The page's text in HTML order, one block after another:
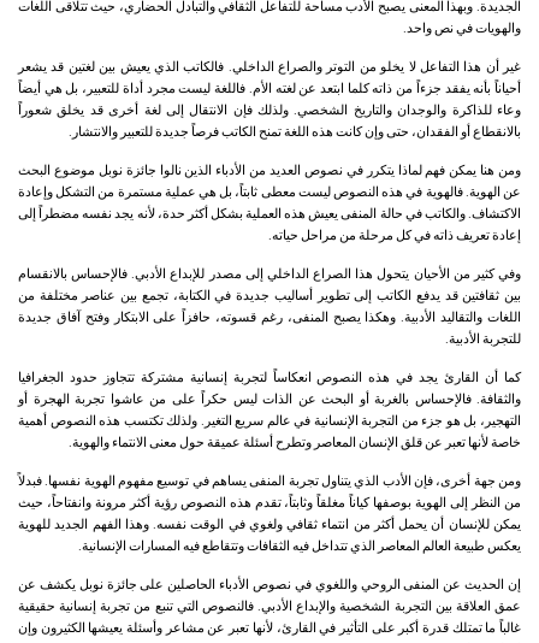
الجديدة. وبهذا المعنى يصبح الأدب مساحة للتفاعل الثقافي والتبادل الحضاري، حيث تتلاقى اللغات
والهويات في نص واحد.
غير أن هذا التفاعل لا يخلو من التوتر والصراع الداخلي. فالكاتب الذي يعيش بين لغتين قد يشعر
أحياناً بأنه يفقد جزءاً من ذاته كلما ابتعد عن لغته الأم. فاللغة ليست مجرد أداة للتعبير، بل هي أيضاً
وعاء للذاكرة والوجدان والتاريخ الشخصي. ولذلك فإن الانتقال إلى لغة أخرى قد يخلق شعوراً
بالانقطاع أو الفقدان، حتى وإن كانت هذه اللغة تمنح الكاتب فرصاً جديدة للتعبير والانتشار.
ومن هنا يمكن فهم لماذا يتكرر في نصوص العديد من الأدباء الذين نالوا جائزة نوبل موضوع البحث
عن الهوية. فالهوية في هذه النصوص ليست معطى ثابتاً، بل هي عملية مستمرة من التشكل وإعادة
الاكتشاف. والكاتب في حالة المنفى يعيش هذه العملية بشكل أكثر حدة، لأنه يجد نفسه مضطراً إلى
إعادة تعريف ذاته في كل مرحلة من مراحل حياته.
وفي كثير من الأحيان يتحول هذا الصراع الداخلي إلى مصدر للإبداع الأدبي. فالإحساس بالانقسام
بين ثقافتين قد يدفع الكاتب إلى تطوير أساليب جديدة في الكتابة، تجمع بين عناصر مختلفة من
اللغات والتقاليد الأدبية. وهكذا يصبح المنفى، رغم قسوته، حافزاً على الابتكار وفتح آفاق جديدة
للتجربة الأدبية.
كما أن القارئ يجد في هذه النصوص انعكاساً لتجربة إنسانية مشتركة تتجاوز حدود الجغرافيا
والثقافة. فالإحساس بالغربة أو البحث عن الذات ليس حكراً على من عاشوا تجربة الهجرة أو
التهجير، بل هو جزء من التجربة الإنسانية في عالم سريع التغير. ولذلك تكتسب هذه النصوص أهمية
خاصة لأنها تعبر عن قلق الإنسان المعاصر وتطرح أسئلة عميقة حول معنى الانتماء والهوية.
ومن جهة أخرى، فإن الأدب الذي يتناول تجربة المنفى يساهم في توسيع مفهوم الهوية نفسها. فبدلاً
من النظر إلى الهوية بوصفها كياناً مغلقاً وثابتاً، تقدم هذه النصوص رؤية أكثر مرونة وانفتاحاً، حيث
يمكن للإنسان أن يحمل أكثر من انتماء ثقافي ولغوي في الوقت نفسه. وهذا الفهم الجديد للهوية
يعكس طبيعة العالم المعاصر الذي تتداخل فيه الثقافات وتتقاطع فيه المسارات الإنسانية.
إن الحديث عن المنفى الروحي واللغوي في نصوص الأدباء الحاصلين على جائزة نوبل يكشف عن
عمق العلاقة بين التجربة الشخصية والإبداع الأدبي. فالنصوص التي تنبع من تجربة إنسانية حقيقية
غالباً ما تمتلك قدرة أكبر على التأثير في القارئ، لأنها تعبر عن مشاعر وأسئلة يعيشها الكثيرون وإن